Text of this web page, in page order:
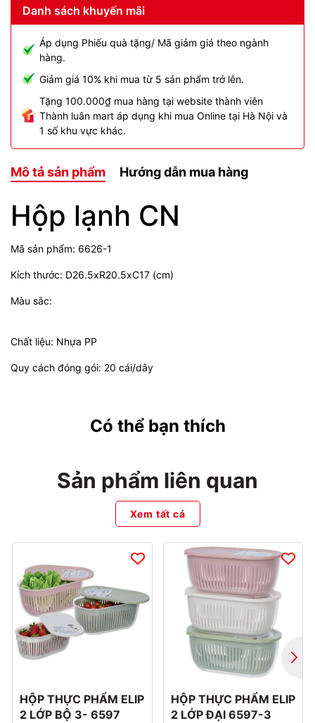
Danh sách khuyến mãi
Áp dụng Phiếu quà tặng/ Mã giảm giá theo ngành
hàng.
Giảm giá 10% khi mua từ 5 sản phẩm trở lên.
Tặng 100.000₫ mua hàng tại website thành viên
Thành luân mart áp dụng khi mua Online tại Hà Nội và
1 số khu vực khác.
Mô tả sản phẩm Hướng dẫn mua hàng
Hộp lạnh CN
Mã sản phẩm: 6626-1
Kích thước: D26.5xR20.5xC17 (cm)
Màu sắc:
Chất liệu: Nhựa PP
Quy cách đóng gói: 20 cái/dây
Có thể bạn thích
Sản phẩm liên quan
Xem tất cả
HỘP THỰC PHẨM ELIP
2 LỚP BỘ 3- 6597
HỘP THỰC PHẨM ELIP
2 LỚP ĐẠI 6597-3